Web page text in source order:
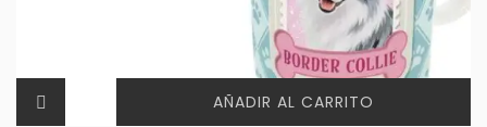
AÑADIR AL CARRITO